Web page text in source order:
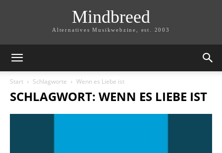
Mindbreed
Alternatives Musikwebzine, est. 2003
Start Schlagworte Wenn es Liebe ist
SCHLAGWORT: WENN ES LIEBE IST